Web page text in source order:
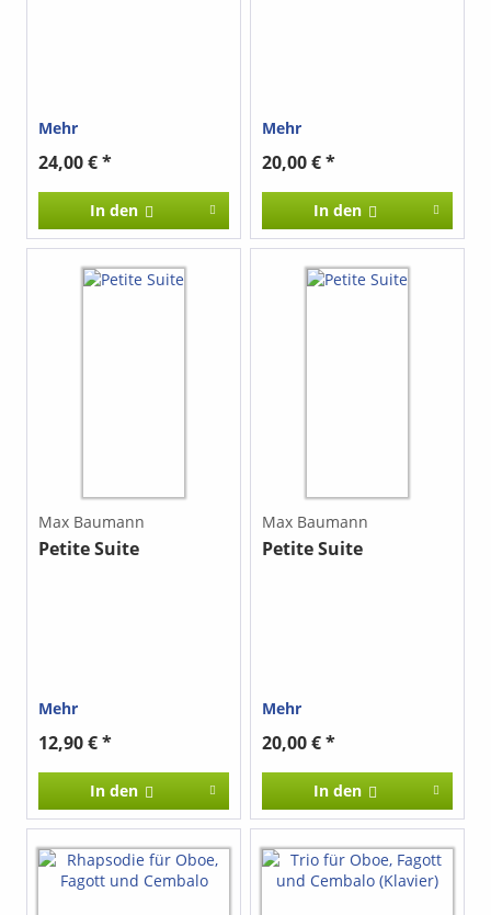
Mehr
24,00 € *
In den
Mehr
20,00 € *
In den
Max Baumann
Petite Suite
Mehr
12,90 € *
In den
Max Baumann
Petite Suite
Mehr
20,00 € *
In den